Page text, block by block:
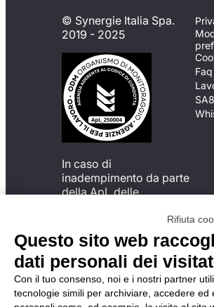
© Synergie Italia Spa.
2019 - 2025
In caso di
inadempimento da parte
della ApL delle
del Codice di Condotta, è
possibile presentare un
reclamo
all’Organismo di
Monitoraggio utilizzando
una delle modalità
descritte al seguente
Faq
Rifiuta
Questo sito web
dati personali dei
Con il tuo consenso, noi e i nostri partner
tecnologie simili per archiviare, accedere ed